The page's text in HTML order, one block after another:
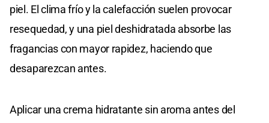
piel. El clima frío y la calefacción suelen provocar
resequedad, y una piel deshidratada absorbe las
fragancias con mayor rapidez, haciendo que
desaparezcan antes.
Aplicar una crema hidratante sin aroma antes del